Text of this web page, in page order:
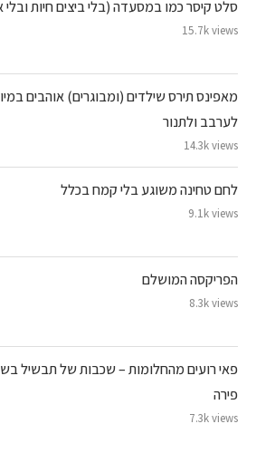
סלט קיסר כמו במסעדה (בלי ביצים חיות ובלי
15.7k views
מאפינס תירס שילדים (ומבוגרים) אוהבים
לערבב ולתנור
14.3k views
לחם טחינה משוגע בלי קמח בכלל
9.1k views
הפריקסה המושלם
8.3k views
פאי רועים מהחלומות – שכבות של תבשיל
פירה
7.3k views